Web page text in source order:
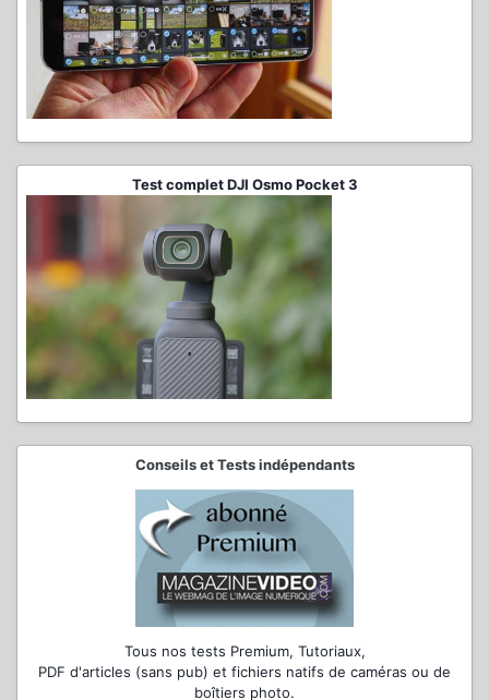
Test complet DJI Osmo Pocket 3
Conseils et Tests indépendants
Tous nos tests Premium, Tutoriaux,
PDF d'articles (sans pub) et fichiers natifs de caméras ou de
boîtiers photo.